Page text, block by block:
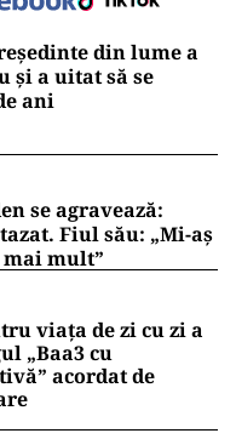
din lume a
și a uitat să se
ani
se agravează:
Fiul său: „Mi-aș
mai mult”
viața de zi cu zi a
„Baa3 cu
acordat de